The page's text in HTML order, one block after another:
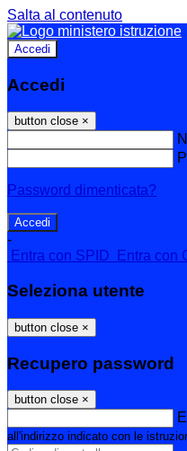
Salta al contenuto
Accedi
Accedi
button close ×
Password dimenticata?
-
Entra con SPID
Entra con
Seleziona utente
button close ×
Recupero password
button close ×
all'indirizzo indicato con le